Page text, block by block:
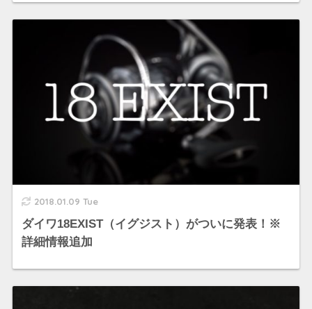
2018.01.09 Tue
ダイワ18EXIST（イグジスト）がついに発表！※
詳細情報追加